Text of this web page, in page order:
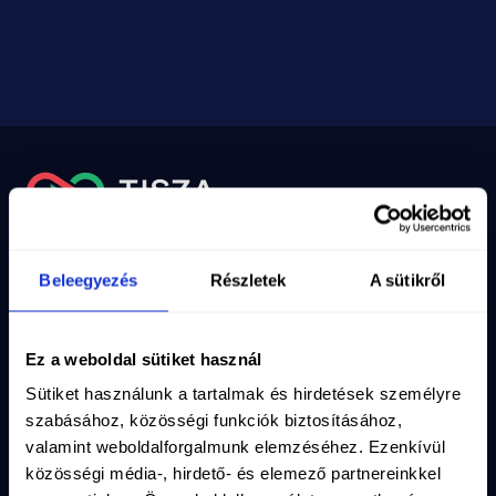
Beleegyezés Részletek A sütikről
Ez a weboldal sütiket használ
Sütiket használunk a tartalmak és hirdetések személyre
szabásához, közösségi funkciók biztosításához,
valamint weboldalforgalmunk elemzéséhez. Ezenkívül
közösségi média-, hirdető- és elemező partnereinkkel
Csatlakozz a TISZA Közösséghez!
Vezetéknév*
Keresztnév